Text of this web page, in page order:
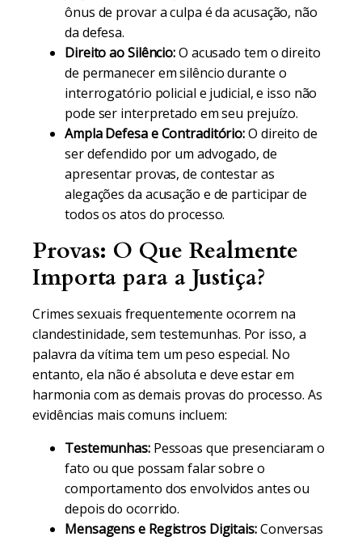
ônus de provar a culpa é da acusação, não
da defesa.
Direito ao Silêncio:O acusado tem o direito
de permanecer em silêncio durante o
interrogatório policial e judicial, e isso não
pode ser interpretado em seu prejuízo.
Ampla Defesa e Contraditório:O direito de
ser defendido por um advogado, de
apresentar provas, de contestar as
alegações da acusação e de participar de
todos os atos do processo.
Provas: O Que Realmente
Importa para a Justiça?
Crimes sexuais frequentemente ocorrem na
clandestinidade, sem testemunhas. Por isso, a
palavra da vítima tem um peso especial. No
entanto, ela não é absoluta e deve estar em
harmonia com as demais provas do processo. As
evidências mais comuns incluem:
Testemunhas:Pessoas que presenciaram o
fato ou que possam falar sobre o
comportamento dos envolvidos antes ou
depois do ocorrido.
Mensagens e Registros Digitais:Conversas